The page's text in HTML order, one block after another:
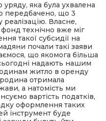
яка була ухвалена
передбачено, що 3
реалізацію. Власне,
технічно вже міг
такої субсидії на
почали такі заяви
що якомога більша
надають нашим
житло в оренду
отримала
а натомість ми
вартість податків,
оформлення таких
інструмент буде